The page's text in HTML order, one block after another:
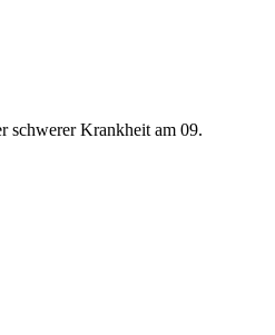
schwerer Krankheit am 09.